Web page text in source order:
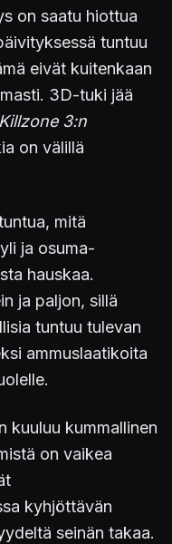
on saatu hiottua
tuntuu
eivät kuitenkaan
3D-tuki jää
Killzone 3:n
on välillä
mitä
ja osuma-
hauskaa.
ja paljon, sillä
tuntuu tulevan
ammuslaatikoita
kuuluu kummallinen
on vaikea
kyhjöttävän
seinän takaa.